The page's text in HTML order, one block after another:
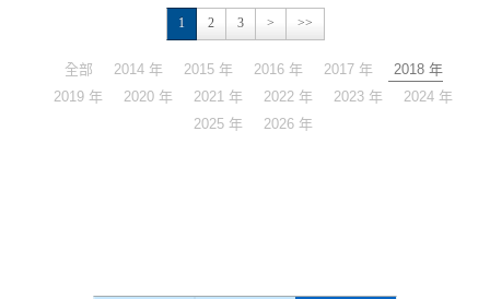
1 2 3 > >>
全部 2014 年 2015 年 2016 年 2017 年
2018 年
2019 年
2020 年 2021 年 2022 年 2023 年
2024 年
2025 年
2026 年